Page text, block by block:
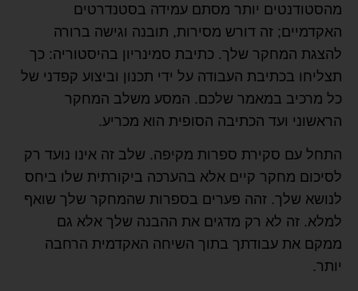
מהסטודנטים יותר מסתם עמידה בסטנדרטים
האקדמיים; זה דורש מסירות, תובנה וגישה ברורה
להצגת המחקר שלך. כתיבת סמינריון בהיסטוריה: כך
תצליחו בכתיבת העבודה על ידי תכנון וביצוע קפדני של
כל מרכיב במאמר שלכם. המסע משלב המחקר
הראשוני ועד הכתיבה הסופית הוא מכריע.
התחל עם סקירת ספרות מקיפה. שלב זה אינו נועד רק
לסיכום מחקר קיים אלא בהערכה ביקורתית שלו ביחס
לנושא שלך. זהה פערים בספרות שהמחקר שלך שואף
למלא. זה לא רק מדגים את ההבנה שלך אלא גם
ממקם את עבודתך בתוך השיחה האקדמית הרחבה
יותר.